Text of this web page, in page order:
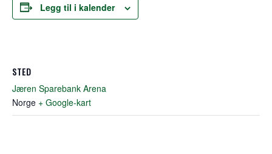
Legg til i kalender
STED
Jæren Sparebank Arena
Norge + Google-kart